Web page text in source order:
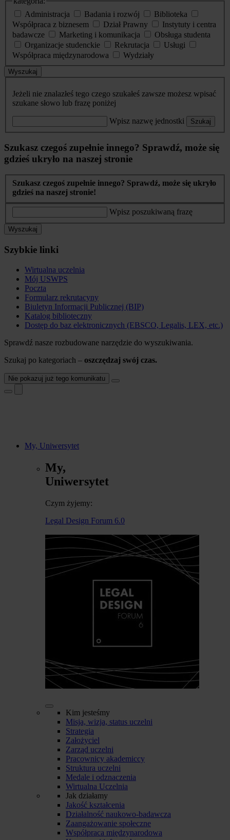
Administracja
Badania i rozwój
Biblioteka
Współpraca z biznesem
Dział Prawny
Instytuty i centra
badawcze
Marketing i komunikacja
Obsługa studenta
Organizacje studenckie
Rekrutacja
Usługi
Współpraca międzynarodowa
Wydziały
Wyszukaj
Jeżeli nie znalazłeś tego czego szukałeś zawsze możesz wpisać
szukane słowo lub frazę poniżej
Wpisz nazwę jednostki Szukaj
Szukasz czegoś zupełnie innego? Sprawdź, może się
gdzieś ukryło na naszej stronie
Szukasz czegoś zupełnie innego? Sprawdź, może się ukryło
gdzieś na naszej stronie!
Wpisz poszukiwaną frazę
Wyszukaj
Szybkie linki
Wirtualna uczelnia
Mój USWPS
Poczta
Formularz rekrutacyny
Biuletyn Informacji Publicznej (BIP)
Katalog biblioteczny
Dostęp do baz elektronicznych (EBSCO, Legalis, LEX, etc.)
Sprawdź nasze rozbudowane narzędzie do wyszukiwania.
Szukaj po kategoriach – oszczędzaj swój czas.
Nie pokazuj już tego komunikatu
My, Uniwersytet
My,
Uniwersytet
Czym żyjemy:
Legal Design Forum 6.0
Kim jesteśmy
Misja, wizja, status uczelni
Strategia
Założyciel
Zarząd uczelni
Pracownicy akademiccy
Struktura uczelni
Medale i odznaczenia
Wirtualna Uczelnia
Jak działamy
Jakość kształcenia
Działalność naukowo-badawcza
Zaangażowanie społeczne
Współpraca międzynarodowa